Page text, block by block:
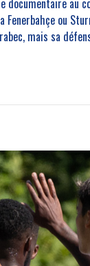
Fenerbahçe ou
mais sa